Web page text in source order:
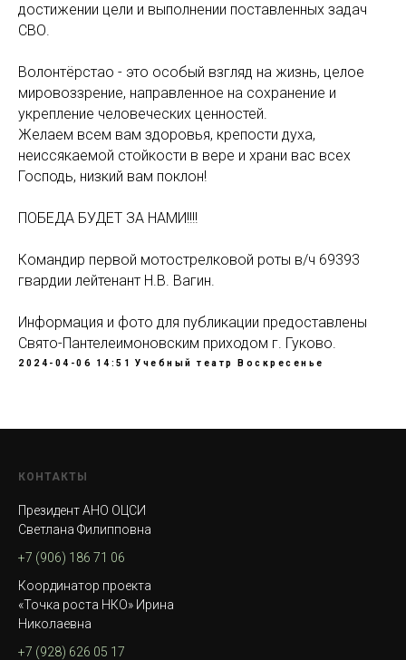
достижении цели и выполнении поставленных задач
СВО.
Волонтëрстао - это особый взгляд на жизнь, целое
мировоззрение, направленное на сохранение и
укрепление человеческих ценностей.
Желаем всем вам здоровья, крепости духа,
неиссякаемой стойкости в вере и храни вас всех
Господь, низкий вам поклон!
ПОБЕДА БУДЕТ ЗА НАМИ!!!!
Командир первой мотострелковой роты в/ч 69393
гвардии лейтенант Н.В. Вагин.
Информация и фото для публикации предоставлены
Свято-Пантелеимоновским приходом г. Гуково.
2024-04-06 14:51 Учебный театр Воскресенье
КОНТАКТЫ
Президент АНО ОЦСИ
Светлана Филипповна
+7 (906) 186 71 06
Координатор проекта
«Точка роста НКО» Ирина
Николаевна
+7 (928) 626 05 17